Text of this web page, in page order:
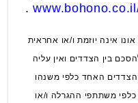
.
אינה יוזמת ו/או אחראית
בין הצדדים ואין עליה
הצדדים האחד כלפי משנהו
כלפי משתתפי ההגרלה ו/או